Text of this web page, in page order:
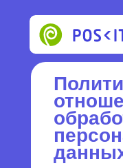
1. Общие положения
Настоящая политика
обработки
данных составлена
в соответствии
с требованиями
Политика в
обработки
данных